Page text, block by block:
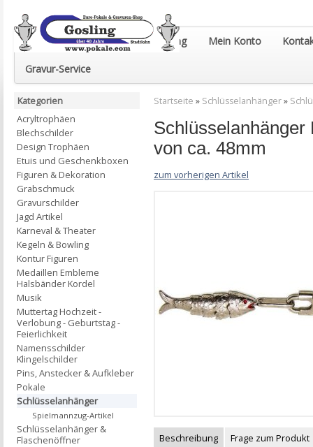
Euro-Pokale & Gravur-Shop Gosling Mein Konto
Gravur-Service
Startseite » Schlüsselanhänger»
Schlüsselanhänger
von ca. 48mm
zum vorherigen Artikel
Beschreibung
Frage zum Produkt
Kategorien
Acryltrophäen
Blechschilder
Design Trophäen
Etuis und Geschenkboxen
Figuren & Dekoration
Grabschmuck
Gravurschilder
Jagd Artikel
Karneval & Theater
Kegeln & Bowling
Kontur Figuren
Medaillen Embleme
Halsbänder Kordel
Musik
Muttertag Hochzeit -
Verlobung - Geburtstag -
Feierlichkeit
Namensschilder
Klingelschilder
Pins, Anstecker & Aufkleber
Pokale
Schlüsselanhänger
Spielmannzug-Artikel
Schlüsselanhänger &
Flaschenöffner